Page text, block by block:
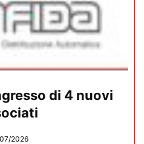
di 4 nuovi
2026